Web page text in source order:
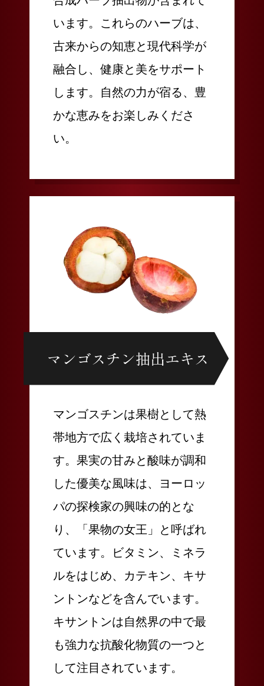
います。これらのハーブは、
古来からの知恵と現代科学が
融合し、健康と美をサポート
します。自然の力が宿る、豊
かな恵みをお楽しみくださ
い。
マンゴスチン抽出エキス
マンゴスチンは果樹として熱
帯地方で広く栽培されていま
す。果実の甘みと酸味が調和
した優美な風味は、ヨーロッ
パの探検家の興味の的とな
り、「果物の女王」と呼ばれ
ています。ビタミン、ミネラ
ルをはじめ、カテキン、キサ
ントンなどを含んでいます。
キサントンは自然界の中で最
も強力な抗酸化物質の一つと
して注目されています。